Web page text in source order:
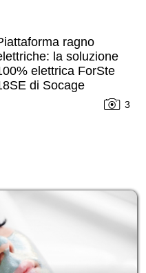
ragno
la soluzione
elettrica ForSte
di Socage
3